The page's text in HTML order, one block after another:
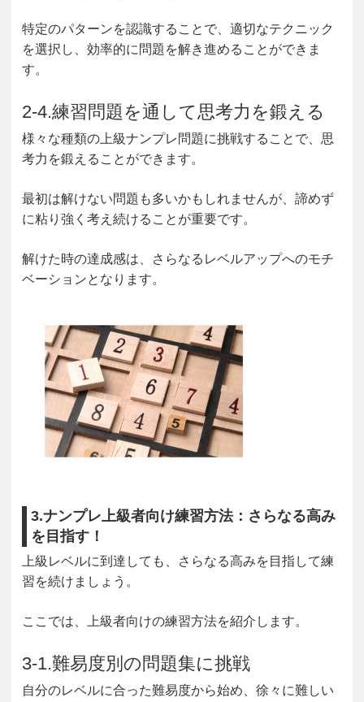
特定のパターンを認識することで、適切なテクニック
を選択し、効率的に問題を解き進めることができま
す。
2-4.練習問題を通して思考力を鍛える
様々な種類の上級ナンプレ問題に挑戦することで、思
考力を鍛えることができます。
最初は解けない問題も多いかもしれませんが、諦めず
に粘り強く考え続けることが重要です。
解けた時の達成感は、さらなるレベルアップへのモチ
ベーションとなります。
3.ナンプレ上級者向け練習方法：さらなる高み
を目指す！
上級レベルに到達しても、さらなる高みを目指して練
習を続けましょう。
ここでは、上級者向けの練習方法を紹介します。
3-1.難易度別の問題集に挑戦
自分のレベルに合った難易度から始め、徐々に難しい